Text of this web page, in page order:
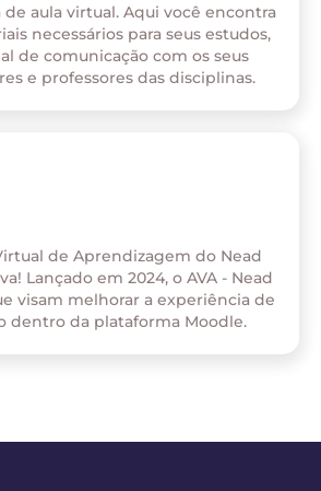
de aula virtual. Aqui você encontra
necessários para seus estudos,
de comunicação com os seus
e professores das disciplinas.
de Aprendizagem do Nead
Lançado em 2024, o AVA - Nead
visam melhorar a experiência de
dentro da plataforma Moodle.